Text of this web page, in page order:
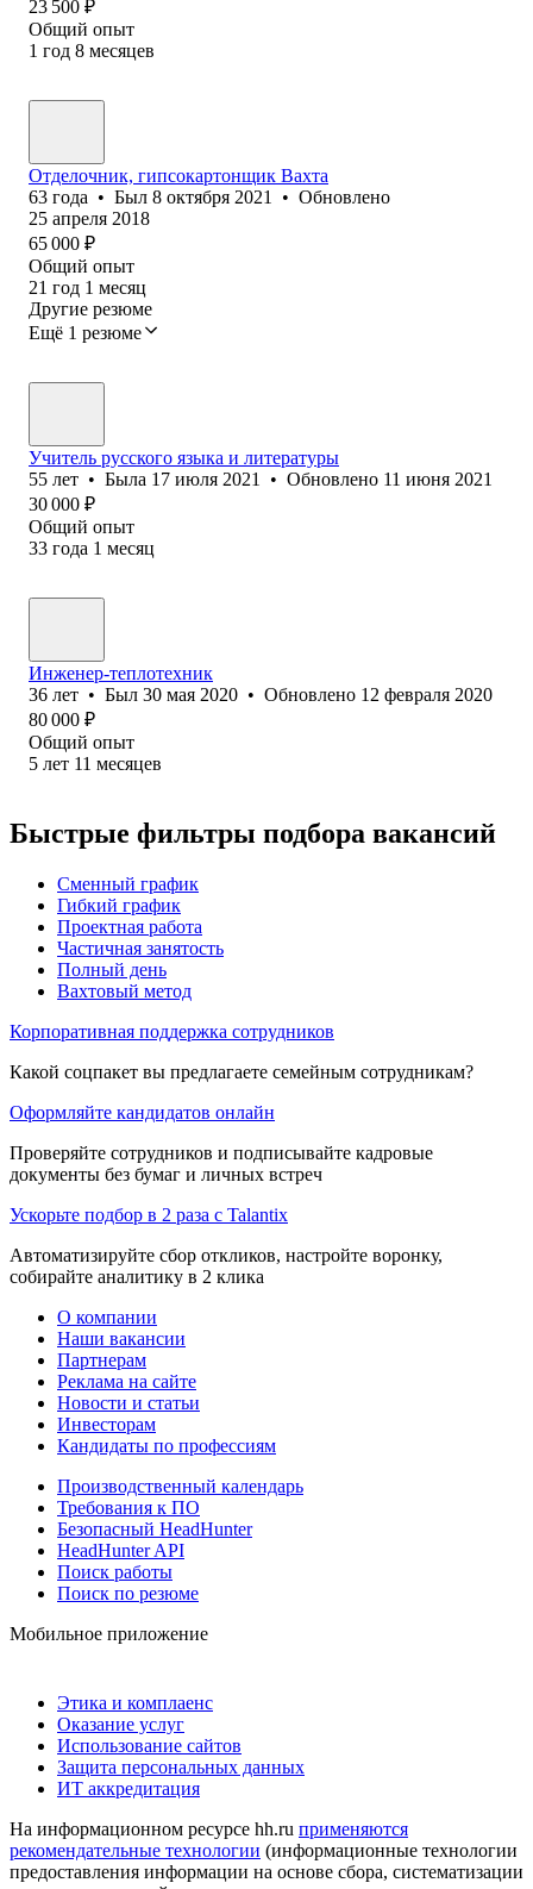
23 500 ₽
Общий опыт
1 год 8 месяцев
Отделочник, гипсокартонщик Вахта
63 года • Был 8 октября 2021 • Обновлено
25 апреля 2018
65 000 ₽
Общий опыт
21 год 1 месяц
Другие резюме
Ещё 1 резюме
Учитель русского языка и литературы
55 лет • Была 17 июля 2021 • Обновлено 11 июня 2021
30 000 ₽
Общий опыт
33 года 1 месяц
Инженер-теплотехник
36 лет • Был 30 мая 2020 • Обновлено 12 февраля 2020
80 000 ₽
Общий опыт
5 лет 11 месяцев
Быстрые фильтры подбора вакансий
Сменный график
Гибкий график
Проектная работа
Частичная занятость
Полный день
Вахтовый метод
Корпоративная поддержка сотрудников
Какой соцпакет вы предлагаете семейным сотрудникам?
Оформляйте кандидатов онлайн
Проверяйте сотрудников и подписывайте кадровые
документы без бумаг и личных встреч
Ускорьте подбор в 2 раза с Talantix
Автоматизируйте сбор откликов, настройте воронку,
собирайте аналитику в 2 клика
О компании
Наши вакансии
Партнерам
Реклама на сайте
Новости и статьи
Инвесторам
Кандидаты по профессиям
Производственный календарь
Требования к ПО
Безопасный HeadHunter
HeadHunter API
Поиск работы
Поиск по резюме
Мобильное приложение
Этика и комплаенс
Оказание услуг
Использование сайтов
Защита персональных данных
ИТ аккредитация
На информационном ресурсе hh.ru применяются
рекомендательные технологии (информационные технологии
предоставления информации на основе сбора, систематизации